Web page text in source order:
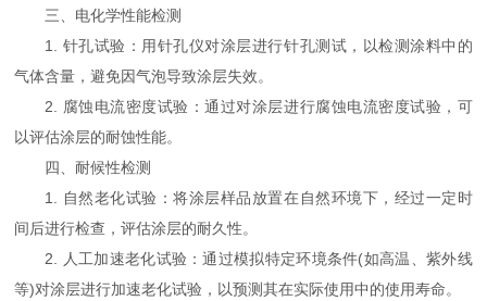
三、电化学性能检测
1. 针孔试验：用针孔仪对涂层进行针孔测试，以检测涂料中的
气体含量，避免因气泡导致涂层失效。
2. 腐蚀电流密度试验：通过对涂层进行腐蚀电流密度试验，可
以评估涂层的耐蚀性能。
四、耐候性检测
1. 自然老化试验：将涂层样品放置在自然环境下，经过一定时
间后进行检查，评估涂层的耐久性。
2. 人工加速老化试验：通过模拟特定环境条件(如高温、紫外线
等)对涂层进行加速老化试验，以预测其在实际使用中的使用寿命。